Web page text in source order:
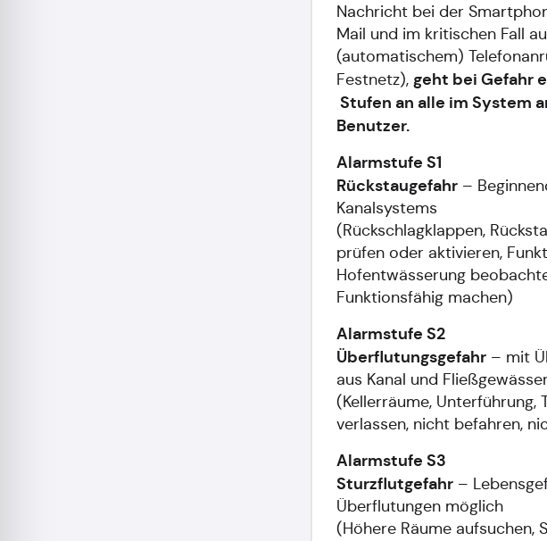
Nachricht bei der
Mail und im kritischen Fall
(automatischem)
Festnetz), geht bei Gefahr
Stufen an alle im System
Benutzer.
Alarmstufe S1
Rückstaugefahr –
Kanalsystems
(Rückschlagklappen,
prüfen oder aktivieren,
Hofentwässerung
Funktionsfähig machen)
Alarmstufe S2
Überflutungsgefahr – mit
aus Kanal und
(Kellerräume, Unterführung,
verlassen, nicht befahren,
Alarmstufe S3
Sturzflutgefahr –
Überflutungen möglich
(Höhere Räume aufsuchen,